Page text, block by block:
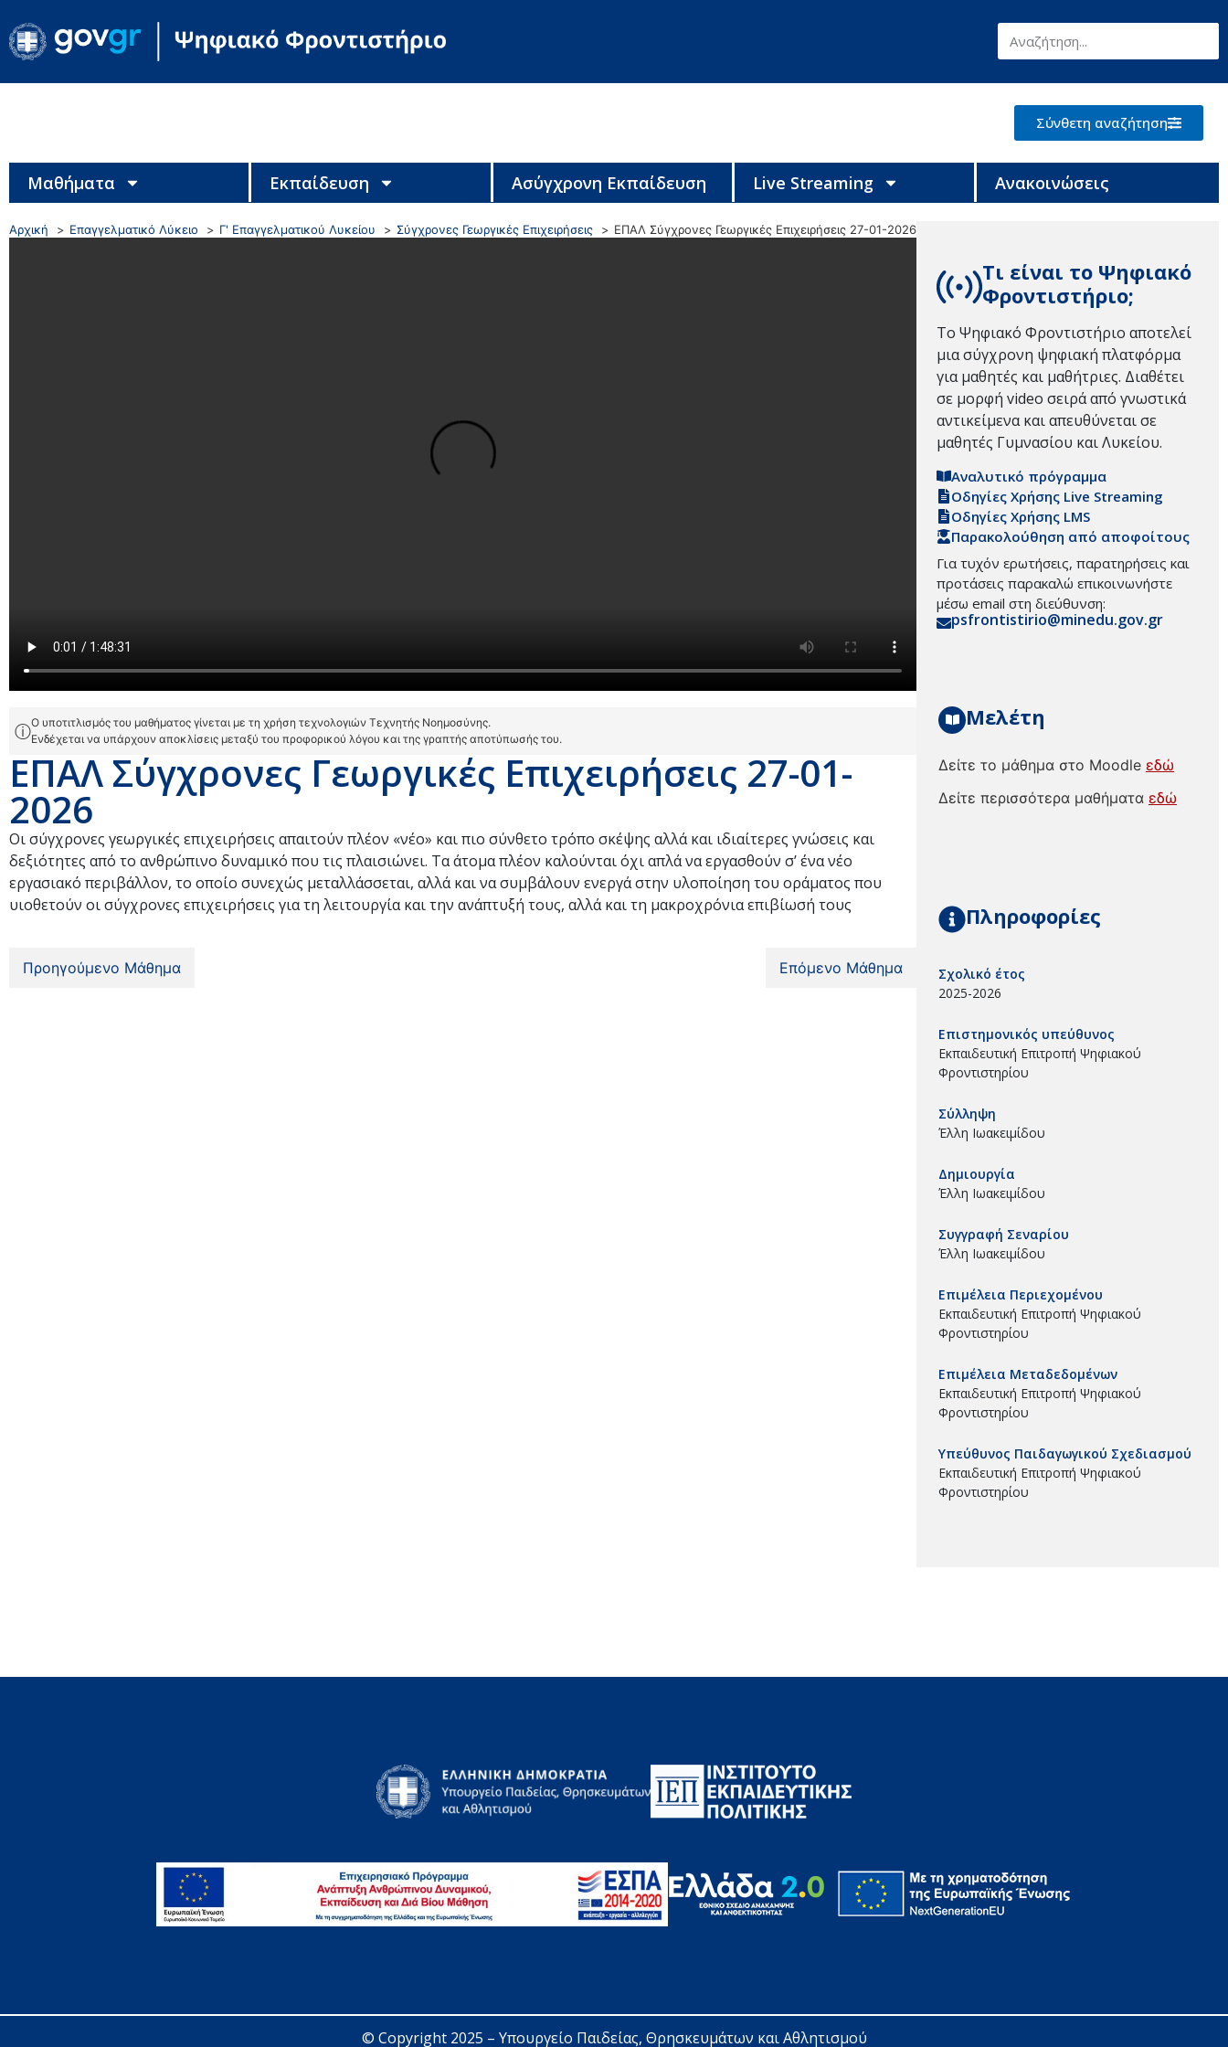
Σύνθετη αναζήτηση
Μαθήματα Εκπαίδευση Ασύγχρονη Εκπαίδευση Live Streaming Ανακοινώσεις
Αρχική Επαγγελματικό Λύκειο Γ' Επαγγελματικού Λυκείου Σύγχρονες Γεωργικές Επιχειρήσεις ΕΠΑΛ Σύγχρονες Γεωργικές Επιχειρήσεις 27-01-2026
ⓘΟ υποτιτλισμός του μαθήματος γίνεται με τη χρήση τεχνολογιών Τεχνητής Νοημοσύνης.
Ενδέχεται να υπάρχουν αποκλίσεις μεταξύ του προφορικού λόγου και της γραπτής αποτύπωσής του.
ΕΠΑΛ Σύγχρονες Γεωργικές Επιχειρήσεις 27-01-
2026
Oι σύγχρονες γεωργικές επιχειρήσεις απαιτούν πλέον «νέο» και πιο σύνθετο τρόπο σκέψης αλλά και ιδιαίτερες γνώσεις και
δεξιότητες από το ανθρώπινο δυναμικό που τις πλαισιώνει. Τα άτομα πλέον καλούνται όχι απλά να εργασθούν σ’ ένα νέο
εργασιακό περιβάλλον, το οποίο συνεχώς μεταλλάσσεται, αλλά και να συμβάλουν ενεργά στην υλοποίηση του οράματος που
υιοθετούν οι σύγχρονες επιχειρήσεις για τη λειτουργία και την ανάπτυξή τους, αλλά και τη μακροχρόνια επιβίωσή τους
Προηγούμενο Μάθημα Επόμενο Μάθημα
Τι είναι το Ψηφιακό
Φροντιστήριο;
Το Ψηφιακό Φροντιστήριο αποτελεί
μια σύγχρονη ψηφιακή πλατφόρμα
για μαθητές και μαθήτριες. Διαθέτει
σε μορφή video σειρά από γνωστικά
αντικείμενα και απευθύνεται σε
μαθητές Γυμνασίου και Λυκείου.
Αναλυτικό πρόγραμμα
Οδηγίες Χρήσης Live Streaming
Οδηγίες Χρήσης LMS
Παρακολούθηση από αποφοίτους
Για τυχόν ερωτήσεις, παρατηρήσεις και
προτάσεις παρακαλώ επικοινωνήστε
μέσω email στη διεύθυνση:
psfrontistirio@minedu.gov.gr
Μελέτη
Δείτε το μάθημα στο Moodle εδώ
Δείτε περισσότερα μαθήματα εδώ
Πληροφορίες
Σχολικό έτος
2025-2026
Επιστημονικός υπεύθυνος
Εκπαιδευτική Επιτροπή Ψηφιακού
Φροντιστηρίου
Σύλληψη
Έλλη Ιωακειμίδου
Δημιουργία
Έλλη Ιωακειμίδου
Συγγραφή Σεναρίου
Έλλη Ιωακειμίδου
Επιμέλεια Περιεχομένου
Εκπαιδευτική Επιτροπή Ψηφιακού
Φροντιστηρίου
Επιμέλεια Μεταδεδομένων
Εκπαιδευτική Επιτροπή Ψηφιακού
Φροντιστηρίου
Υπεύθυνος Παιδαγωγικού Σχεδιασμού
Εκπαιδευτική Επιτροπή Ψηφιακού
Φροντιστηρίου
© Copyright 2025 – Υπουργείο Παιδείας, Θρησκευμάτων και Αθλητισμού